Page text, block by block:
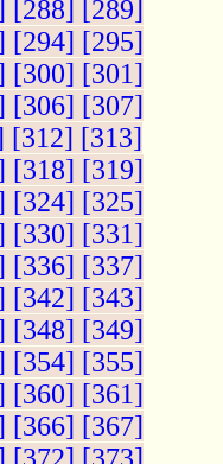
[288] [289]
[294] [295]
[300] [301]
[306] [307]
[312] [313]
[318] [319]
[324] [325]
[330] [331]
[336] [337]
[342] [343]
[348] [349]
[354] [355]
[360] [361]
[366] [367]